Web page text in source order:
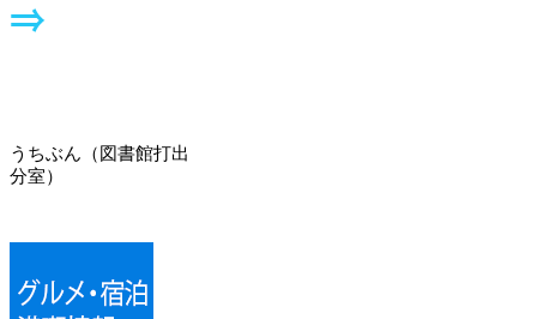
うちぶん（図書館打出
分室）